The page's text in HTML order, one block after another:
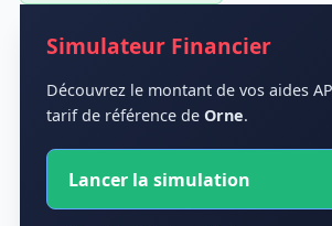
Simulateur Financier
Découvrez le montant de vos aides
tarif de référence de Orne.
Lancer la simulation